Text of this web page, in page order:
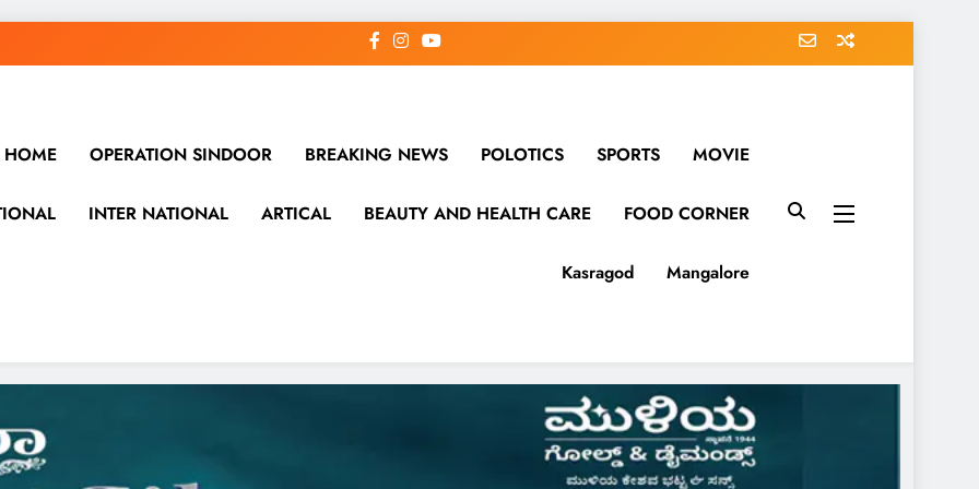
HOME OPERATION SINDOOR BREAKING NEWS POLOTICS SPORTS MOVIE
INTER NATIONAL ARTICAL BEAUTY AND HEALTH CARE FOOD CORNER
Kasragod Mangalore